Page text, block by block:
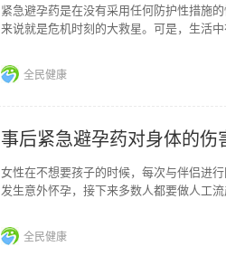
紧急避孕药是在没有采用任何防护性措施
来说就是危机时刻的大救星。可是，生活
全民健康
事后紧急避孕药对身体的
女性在不想要孩子的时候，每次与伴侣进
发生意外怀孕，接下来多数人都要做人工
全民健康